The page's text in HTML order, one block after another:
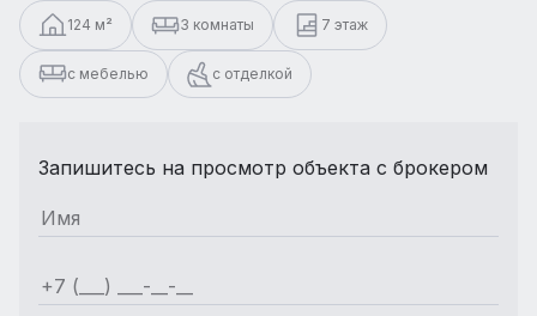
124 м² 3 комнаты 7 этаж
с мебелью с отделкой
Запишитесь на просмотр объекта с брокером